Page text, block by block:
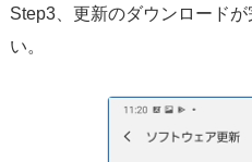
Step3、更新のダウンロード
い。